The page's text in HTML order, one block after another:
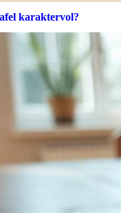
karaktervol?